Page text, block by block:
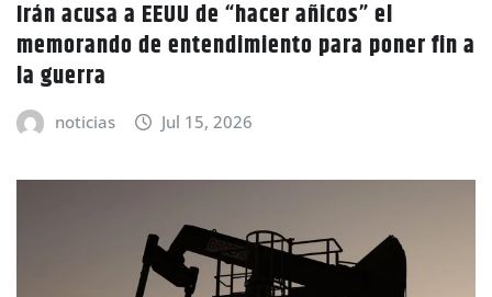
Irán acusa a EEUU de “hacer añicos” el
memorando de entendimiento para poner fin a
la guerra
noticias Jul 15, 2026